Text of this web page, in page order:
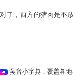
对了，西方的猪肉是不
吴音小字典，覆盖各